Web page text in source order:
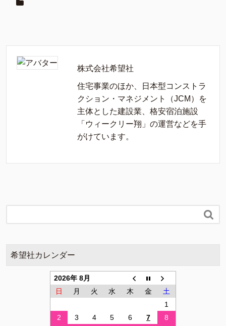
株式会社希望社
住宅事業のほか、日本型コンストラ
クション・マネジメント（JCM）を
主体とした建設業、格安宿泊施設
「ウィークリー翔」の運営などを手
がけています。

希望社カレンダー
2026年 8月
日
月 火 水 木 金
土
1
2
3 4 5 6 7
8